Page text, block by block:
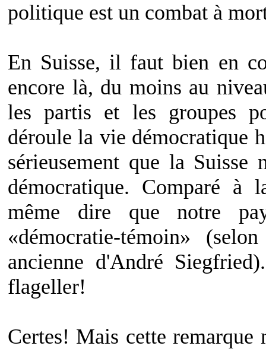
politique est un combat à
En Suisse, il faut bien en
encore là, du moins au
les partis et les groupes
déroule la vie démocratique
sérieusement que la
démocratique. Comparé à
même dire que notre
«démocratie-témoin»
ancienne d'André
flageller!
Certes! Mais cette